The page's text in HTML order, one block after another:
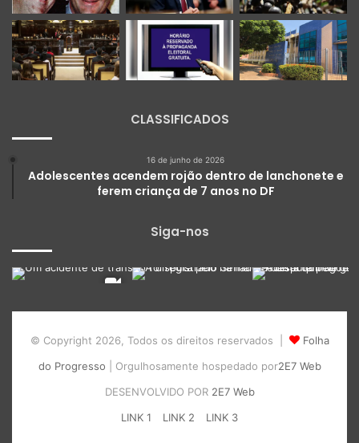
CLASSIFICADOS
16 de junho de 2026
Adolescentes acendem rojão dentro de lanchonete e
ferem criança de 7 anos no DF
Siga-nos
© Copyright 2026, Todos os direitos reservados |
Folha
do Progresso | Orgulhosamente hospedado por2E7 Web
DESENVOLVIDO POR 2E7 Web
LINK 1
LINK 2 LINK 3